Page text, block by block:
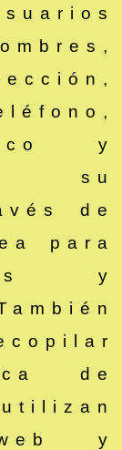
y
su
de
para
y
de
y